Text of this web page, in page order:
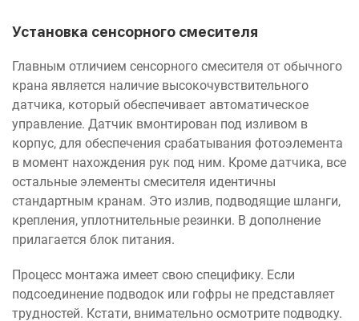
Установка сенсорного смесителя
Главным отличием сенсорного смесителя от обычного
крана является наличие высокочувствительного
датчика, который обеспечивает автоматическое
управление. Датчик вмонтирован под изливом в
корпус, для обеспечения срабатывания фотоэлемента
в момент нахождения рук под ним. Кроме датчика, все
остальные элементы смесителя идентичны
стандартным кранам. Это излив, подводящие шланги,
крепления, уплотнительные резинки. В дополнение
прилагается блок питания.
Процесс монтажа имеет свою специфику. Если
подсоединение подводок или гофры не представляет
трудностей. Кстати, внимательно осмотрите подводку.